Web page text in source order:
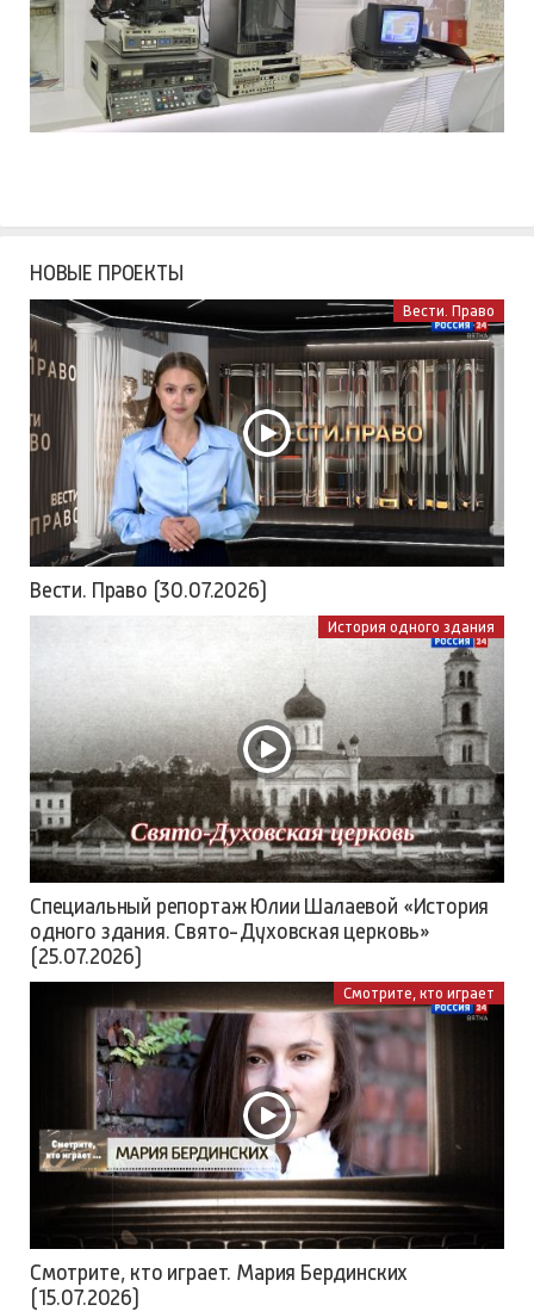
НОВЫЕ ПРОЕКТЫ
Вести. Право
Вести. Право (30.07.2026)
История одного здания
Специальный репортаж Юлии Шалаевой «История
одного здания. Свято-Духовская церковь»
(25.07.2026)
Смотрите, кто играет
Смотрите, кто играет. Мария Бердинских
(15.07.2026)